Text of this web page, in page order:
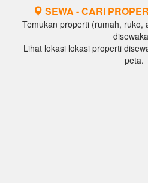
SEWA - CARI
Temukan properti (rumah, ruko,
Lihat lokasi lokasi properti
peta.